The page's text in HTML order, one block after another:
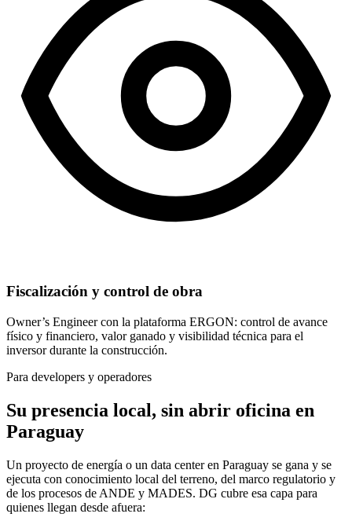
Fiscalización y control de obra
Owner’s Engineer con la plataforma ERGON: control de avance
físico y financiero, valor ganado y visibilidad técnica para el
inversor durante la construcción.
Para developers y operadores
Su presencia local, sin abrir oficina en
Paraguay
Un proyecto de energía o un data center en Paraguay se gana y se
ejecuta con conocimiento local del terreno, del marco regulatorio y
de los procesos de ANDE y MADES. DG cubre esa capa para
quienes llegan desde afuera: